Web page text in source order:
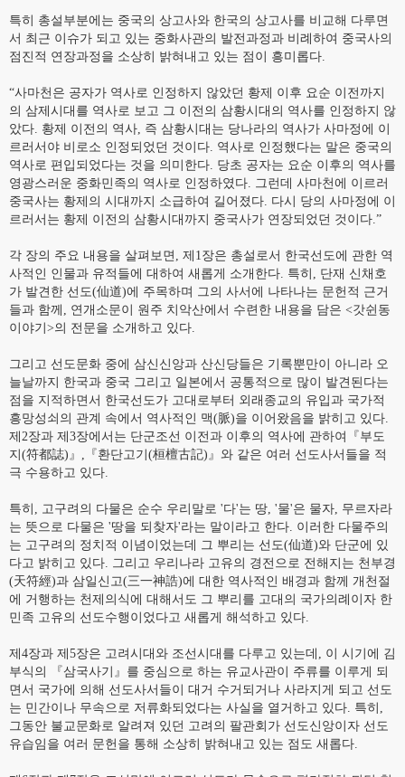
특히 총설부분에는 중국의 상고사와 한국의 상고사를 비교해 다루면
서 최근 이슈가 되고 있는 중화사관의 발전과정과 비례하여 중국사의
점진적 연장과정을 소상히 밝혀내고 있는 점이 흥미롭다.
“사마천은 공자가 역사로 인정하지 않았던 황제 이후 요순 이전까지
의 삼제시대를 역사로 보고 그 이전의 삼황시대의 역사를 인정하지 않
았다. 황제 이전의 역사, 즉 삼황시대는 당나라의 역사가 사마정에 이
르러서야 비로소 인정되었던 것이다. 역사로 인정했다는 말은 중국의
역사로 편입되었다는 것을 의미한다. 당초 공자는 요순 이후의 역사를
영광스러운 중화민족의 역사로 인정하였다. 그런데 사마천에 이르러
중국사는 황제의 시대까지 소급하여 길어졌다. 다시 당의 사마정에 이
르러서는 황제 이전의 삼황시대까지 중국사가 연장되었던 것이다.”
각 장의 주요 내용을 살펴보면, 제1장은 총설로서 한국선도에 관한 역
사적인 인물과 유적들에 대하여 새롭게 소개한다. 특히, 단재 신채호
가 발견한 선도(仙道)에 주목하며 그의 사서에 나타나는 문헌적 근거
들과 함께, 연개소문이 원주 치악산에서 수련한 내용을 담은 <갓쉰동
이야기>의 전문을 소개하고 있다.
그리고 선도문화 중에 삼신신앙과 산신당들은 기록뿐만이 아니라 오
늘날까지 한국과 중국 그리고 일본에서 공통적으로 많이 발견된다는
점을 지적하면서 한국선도가 고대로부터 외래종교의 유입과 국가적
흥망성쇠의 관계 속에서 역사적인 맥(脈)을 이어왔음을 밝히고 있다.
제2장과 제3장에서는 단군조선 이전과 이후의 역사에 관하여『부도
지(符都誌)』,『환단고기(桓檀古記)』와 같은 여러 선도사서들을 적
극 수용하고 있다.
특히, 고구려의 다물은 순수 우리말로 '다'는 땅, '물'은 물자, 무르자라
는 뜻으로 다물은 '땅을 되찾자'라는 말이라고 한다. 이러한 다물주의
는 고구려의 정치적 이념이었는데 그 뿌리는 선도(仙道)와 단군에 있
다고 밝히고 있다. 그리고 우리나라 고유의 경전으로 전해지는 천부경
(天符經)과 삼일신고(三一神誥)에 대한 역사적인 배경과 함께 개천절
에 거행하는 천제의식에 대해서도 그 뿌리를 고대의 국가의례이자 한
민족 고유의 선도수행이었다고 새롭게 해석하고 있다.
제4장과 제5장은 고려시대와 조선시대를 다루고 있는데, 이 시기에 김
부식의 『삼국사기』를 중심으로 하는 유교사관이 주류를 이루게 되
면서 국가에 의해 선도사서들이 대거 수거되거나 사라지게 되고 선도
는 민간이나 무속으로 저류화되었다는 사실을 열거하고 있다. 특히,
그동안 불교문화로 알려져 있던 고려의 팔관회가 선도신앙이자 선도
유습임을 여러 문헌을 통해 소상히 밝혀내고 있는 점도 새롭다.